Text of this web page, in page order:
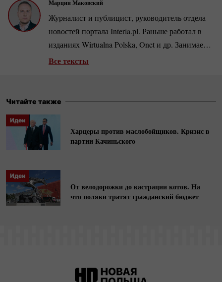
Марцин Маковский
Журналист и публицист, руководитель отдела
новостей портала Interia.pl. Раньше работал в
изданиях Wirtualna Polska, Onet и др. Занимается
тематикой польской и американской политики,
Все тексты
Читайте также
Идеи
Харцеры против маслобойщиков. Кризис в
партии Качиньского
Идеи
От велодорожки до кастрации котов. На
что поляки тратят гражданский бюджет